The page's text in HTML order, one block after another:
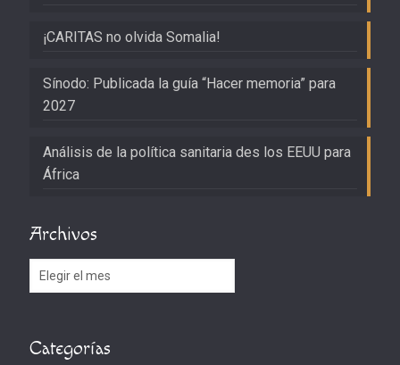
¡CARITAS no olvida Somalia!
Sínodo: Publicada la guía “Hacer memoria” para
2027
Análisis de la política sanitaria des los EEUU para
África
Archivos
Archivos
Categorías